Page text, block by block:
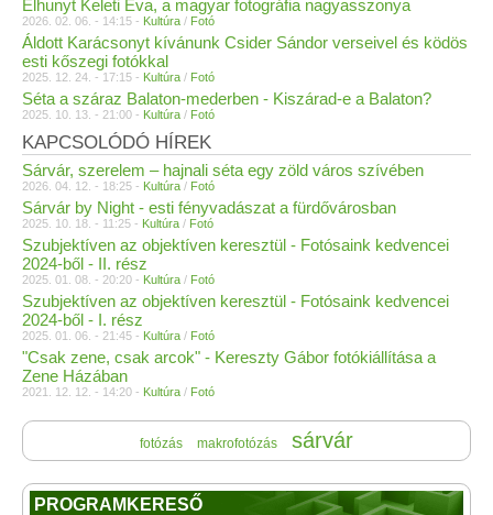
Elhunyt Keleti Éva, a magyar fotográfia nagyasszonya
2026. 02. 06. - 14:15 - Kultúra / Fotó
Áldott Karácsonyt kívánunk Csider Sándor verseivel és ködös
esti kőszegi fotókkal
2025. 12. 24. - 17:15 - Kultúra / Fotó
Séta a száraz Balaton-mederben - Kiszárad-e a Balaton?
2025. 10. 13. - 21:00 - Kultúra / Fotó
KAPCSOLÓDÓ HÍREK
Sárvár, szerelem – hajnali séta egy zöld város szívében
2026. 04. 12. - 18:25 - Kultúra / Fotó
Sárvár by Night - esti fényvadászat a fürdővárosban
2025. 10. 18. - 11:25 - Kultúra / Fotó
Szubjektíven az objektíven keresztül - Fotósaink kedvencei
2024-ből - II. rész
2025. 01. 08. - 20:20 - Kultúra / Fotó
Szubjektíven az objektíven keresztül - Fotósaink kedvencei
2024-ből - I. rész
2025. 01. 06. - 21:45 - Kultúra / Fotó
"Csak zene, csak arcok" - Kereszty Gábor fotókiállítása a
Zene Házában
2021. 12. 12. - 14:20 - Kultúra / Fotó
fotózás makrofotózás sárvár
PROGRAMKERESŐ